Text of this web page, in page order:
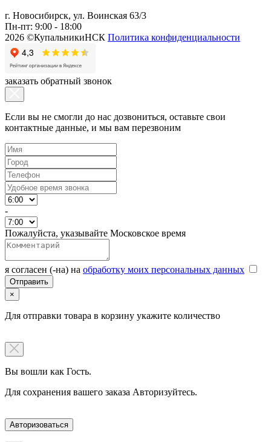
г. Новосибирск, ул. Воинская 63/3
Пн-пт: 9:00 - 18:00
2026 ©КупальникиНСК Политика конфиденциальности
заказать обратный звонок
Если вы не смогли до нас дозвониться, оставьте свои
контактные данные, и мы вам перезвоним
-
Пожалуйста, указывайте Московское время
я согласен (-на) на обработку моих персональных данных
×
Для отправки товара в корзину укажите количество
Вы вошли как Гость.
Для сохранения вашего заказа Авторизуйтесь.
Авторизоваться